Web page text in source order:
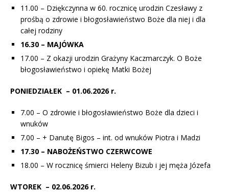
11.00 – Dziękczynna w 60. rocznicę urodzin Czesławy z
prośbą o zdrowie i błogosławieństwo Boże dla niej i dla
całej rodziny
16.30 – MAJÓWKA
17.00 – Z okazji urodzin Grażyny Kaczmarczyk. O Boże
błogosławieństwo i opiekę Matki Bożej
PONIEDZIAŁEK – 01.06.2026 r.
7.00 – O zdrowie i błogosławieństwo Boże dla dzieci i
wnuków
7.00 – + Danutę Bigos – int. od wnuków Piotra i Madzi
17.30 – NABOŻEŃSTWO CZERWCOWE
18.00 – W rocznicę śmierci Heleny Bizub i jej męża Józefa
WTOREK – 02.06.2026 r.